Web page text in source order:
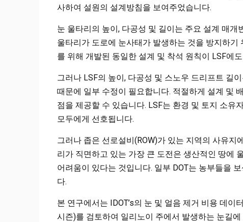
사하여 설원의 설계방침을 보여주었습니다.
눈 울타리의 높이, 다공성 및 길이는 주요 설계 매
울타리가 도로에 눈사태가 발생하는 것을 방지하
를 위해 개발된 동일한 설계 및 착석 원칙이 LSF에
그러나 LSF의 높이, 다공성 및 스노우 드리프트 길
때문에 일부 수정이 필요합니다. 적절하게 설계 및
점을 제공할 수 있습니다. LSF는 환경 및 토지 소유
모두에게 선호됩니다.
그러나 좁은 선로설비(ROW)가 있는 지역의 사유
리가 직면하고 있는 가장 큰 도전은 생산적인 땅에
어려움이 있다는 것입니다. 일부 DOT는 농부들을
다.
본 연구에서는 IDOT’s의 눈 및 얼음 제거 비용 데
시즌)를 검토하여 일리노이 주에서 발생하는 눈길